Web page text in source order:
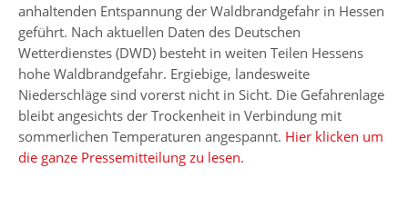
anhaltenden Entspannung der Waldbrandgefahr in Hessen
geführt. Nach aktuellen Daten des Deutschen
Wetterdienstes (DWD) besteht in weiten Teilen Hessens
hohe Waldbrandgefahr. Ergiebige, landesweite
Niederschläge sind vorerst nicht in Sicht. Die Gefahrenlage
bleibt angesichts der Trockenheit in Verbindung mit
sommerlichen Temperaturen angespannt. Hier klicken um
die ganze Pressemitteilung zu lesen.